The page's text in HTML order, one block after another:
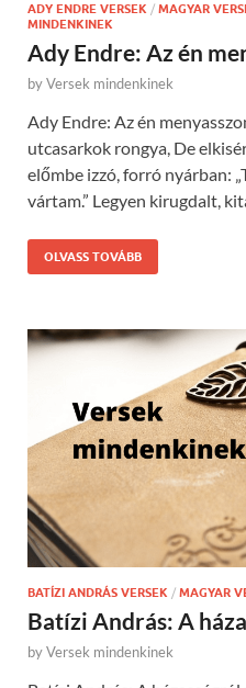
ADY ENDRE VERSEK / MAGYAR
MINDENKINEK
Ady Endre: Az én
byVersek mindenkinek
Ady Endre: Az én
utcasarkok rongya, De
előmbe izzó, forró nyárban:
vártam.” Legyen kirugdalt,
OLVASS TOVÁBB
BATÍZI ANDRÁS VERSEK / MAGYAR
Batízi András: A
byVersek mindenkinek